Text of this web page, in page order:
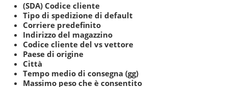
(SDA) Codice cliente
Tipo di spedizione di default
Corriere predefinito
Indirizzo del magazzino
Codice cliente del vs vettore
Paese di origine
Città
Tempo medio di consegna (gg)
Massimo peso che è consentito